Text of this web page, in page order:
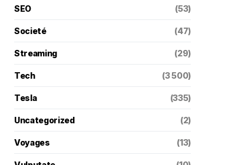
SEO (53)
Societé (47)
Streaming (29)
Tech (3 500)
Tesla (335)
Uncategorized (2)
Voyages (13)